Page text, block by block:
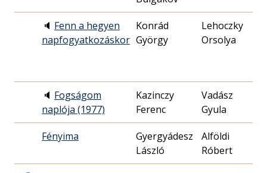
🔈 Fenn a hegyen
napfogyatkozáskor
Konrád
György
Lehoczky
Orsolya
🔈 Fogságom
naplója (1977)
Kazinczy
Ferenc
Vadász
Gyula
Fényima
Gyergyádesz
László
Alföldi
Róbert